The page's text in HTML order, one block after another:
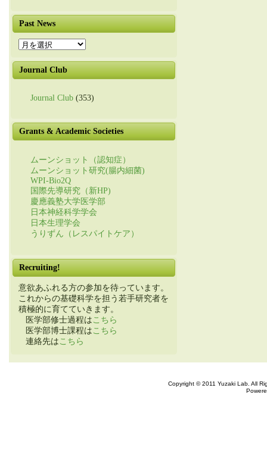
Past News
Past
News
Journal Club
Journal Club (353)
Grants & Academic Societies
ムーンショット（認知症）
ムーンショット研究(腸内細菌)
WPI-Bio2Q
国際先導研究（新HP)
慶應義塾大学医学部
日本神経科学学会
日本生理学会
うりずん（レスパイトケア）
Recruiting!
意欲あふれる方の参加を待っています。
これからの基礎科学を担う若手研究者を
積極的に育てていきます。
医学部修士過程は こちら
医学部博士課程は こちら
連絡先は こちら
Copyright © 2011 Yuzaki Lab. All